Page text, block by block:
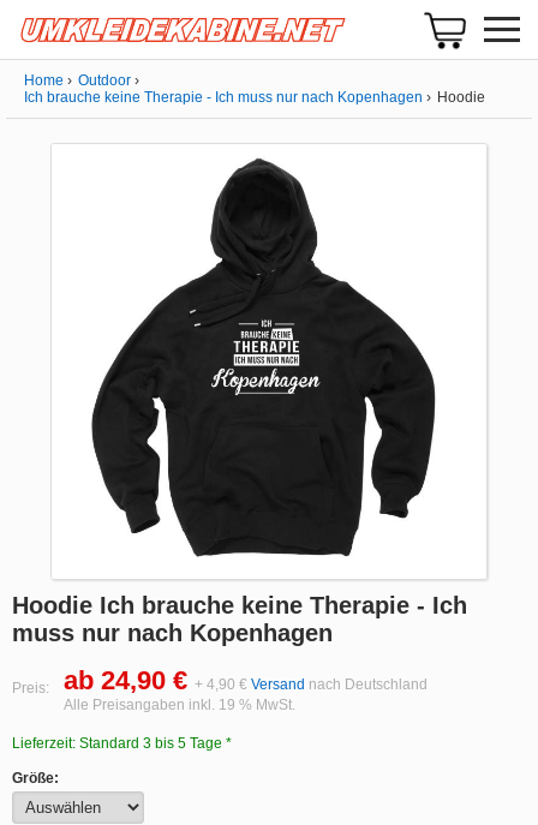
Home
Outdoor
Ich brauche keine Therapie - Ich muss nur nach Kopenhagen
Hoodie
Hoodie Ich brauche keine Therapie - Ich
muss nur nach Kopenhagen
Preis: ab 24,90 € + 4,90 € Versand nach Deutschland
Alle Preisangaben inkl. 19 % MwSt.
Lieferzeit: Standard 3 bis 5 Tage *
Größe: